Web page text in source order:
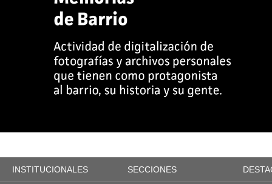
INSTITUCIONALES SECCIONES